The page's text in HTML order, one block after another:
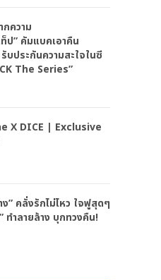
กความ
ป” คัมแบคเอาคืน
บประกันความสะใจในซี
The Series”
X DICE | Exclusive
” คลั่งรักไม่ไหว ใจฟูสุดๆ
ทำลายล้าง บุกทวงคืน!